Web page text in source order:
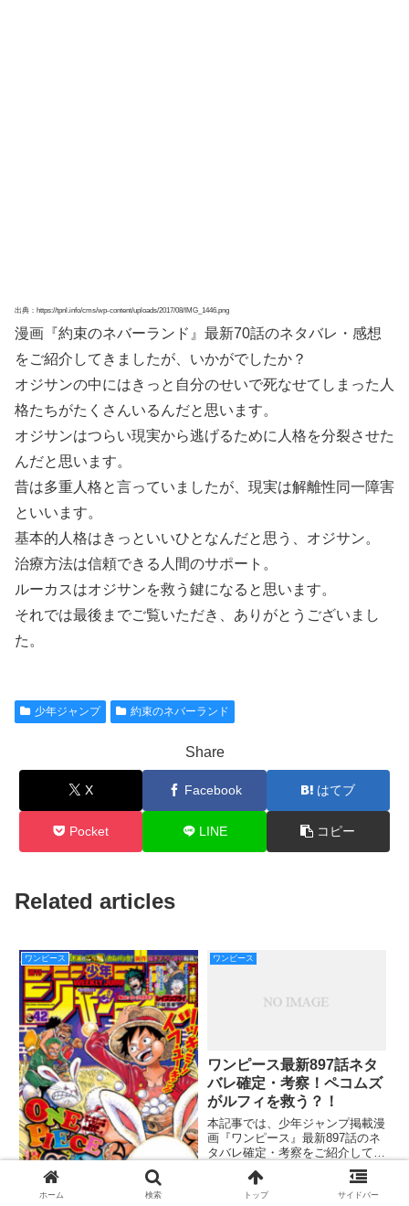
出典：https://tpnl.info/cms/wp-content/uploads/2017/08/IMG_1446.png
漫画『約束のネバーランド』最新70話のネタバレ・感想
をご紹介してきましたが、いかがでしたか？
オジサンの中にはきっと自分のせいで死なせてしまった人
格たちがたくさんいるんだと思います。
オジサンはつらい現実から逃げるために人格を分裂させた
んだと思います。
昔は多重人格と言っていましたが、現実は解離性同一障害
といいます。
基本的人格はきっといいひとなんだと思う、オジサン。
治療方法は信頼できる人間のサポート。
ルーカスはオジサンを救う鍵になると思います。
それでは最後までご覧いただき、ありがとうございまし
た。
少年ジャンプ 約束のネバーランド
Share
X Facebook はてブ
Pocket LINE コピー
Related articles
ワンピース ワンピース
ワンピース最新897話ネタ
バレ確定・考察！ペコムズ
がルフィを救う？！
本記事では、少年ジャンプ掲載漫
画『ワンピース』最新897話のネ
タバレ確定・考察をご紹介してい
きます。 ついにルフィとカタク
リの戦いが決着しました！ 正面
から殴り合う男らしい正々堂々と
ホーム 検索 トップ サイドバー